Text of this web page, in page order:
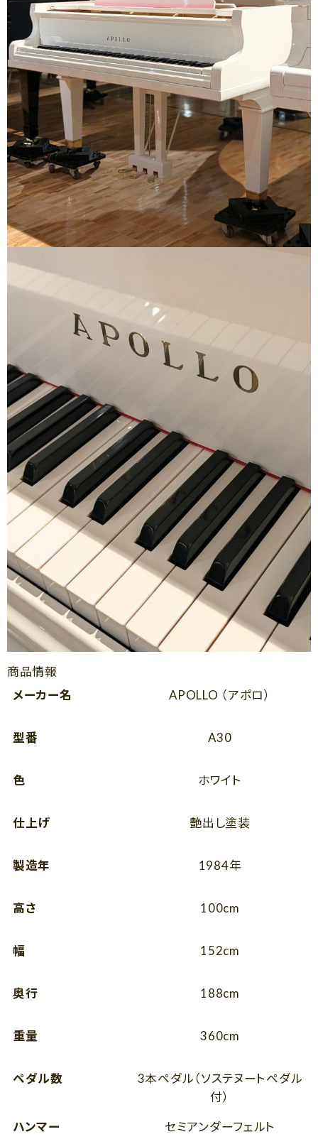
商品情報
メーカー名
APOLLO （アポロ）
型番 A30
色 ホワイト
仕上げ 艶出し塗装
製造年 1984年
高さ 100cm
幅 152cm
奥行 188cm
重量 360cm
ペダル数
3本ペダル（ソステヌートペダル
付）
ハンマー
セミアンダーフェルト